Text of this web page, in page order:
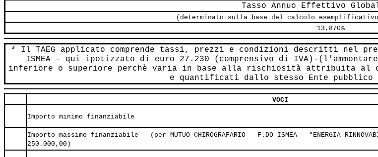
Tasso Annuo Effettivo
(determinato sulla base del calcolo
13,870%
* Il TAEG applicato comprende tassi, prezzi e condizioni descritti nel
ISMEA - qui ipotizzato di euro 27.230 (comprensivo di IVA)-
inferiore o superiore perchè varia in base alla rischiosità attribuita
e quantificati dallo stesso Ente
VOCI
Importo minimo finanziabile
Importo massimo finanziabile - (per MUTUO CHIROGRAFARIO - F.DO ISMEA - "ENERGIA
250.000,00)